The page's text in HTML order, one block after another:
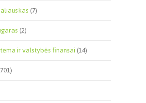
(7)
(2)
ir valstybės finansai(14)